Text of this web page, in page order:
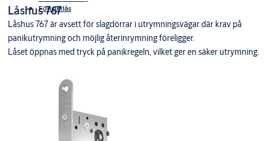
Fönsterlås
Låshus 767
Låshus 767 är avsett för slagdörrar i utrymningsvägar där krav på
panikutrymning och möjlig återinrymning föreligger.
Låset öppnas med tryck på panikregeln, vilket ger en säker utrymning.